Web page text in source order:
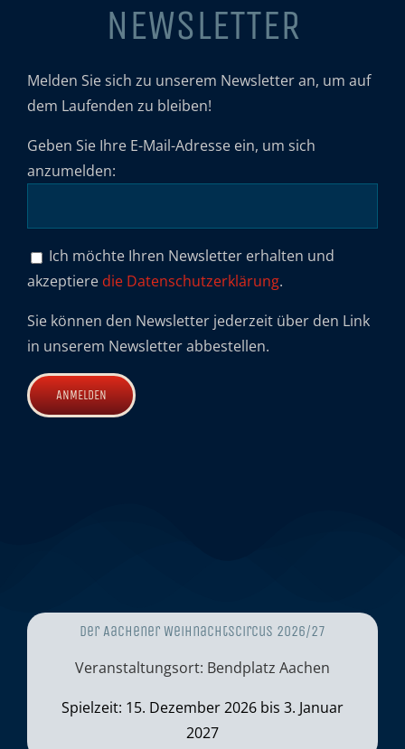
NEWSLETTER
Melden Sie sich zu unserem Newsletter an, um auf
dem Laufenden zu bleiben!
Geben Sie Ihre E-Mail-Adresse ein, um sich
anzumelden:
Ich möchte Ihren Newsletter erhalten und
akzeptiere die Datenschutzerklärung.
Sie können den Newsletter jederzeit über den Link
in unserem Newsletter abbestellen.
Der Aachener Weihnachtscircus 2026/27
Veranstaltungsort: Bendplatz Aachen
Spielzeit: 15. Dezember 2026 bis 3. Januar
2027